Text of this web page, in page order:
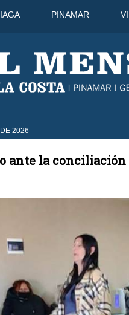
PINAMAR
2026
ante la